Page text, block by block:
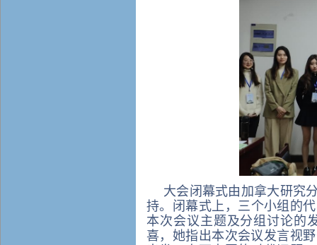
大会闭幕式由 加拿大研究
持。闭幕式上， 三个小组的
本次会议主题及分组讨论的
喜，她指出本次会议发言视